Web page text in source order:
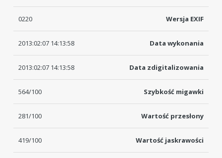
Wersja EXIF
0220
Data wykonania
2013:02:07 14:13:58
Data zdigitalizowania
2013:02:07 14:13:58
Szybkość migawki
564/100
Wartość przesłony
281/100
Wartość jaskrawości
419/100